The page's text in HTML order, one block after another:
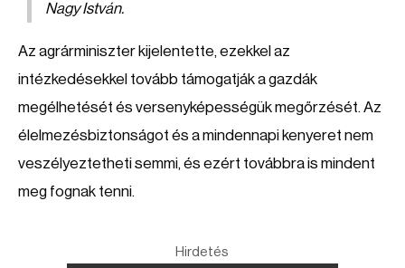
Nagy István.
Az agrárminiszter kijelentette, ezekkel az
intézkedésekkel tovább támogatják a gazdák
megélhetését és versenyképességük megőrzését. Az
élelmezésbiztonságot és a mindennapi kenyeret nem
veszélyeztetheti semmi, és ezért továbbra is mindent
meg fognak tenni.
Hirdetés